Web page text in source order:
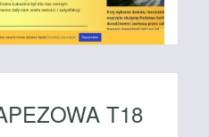
T18